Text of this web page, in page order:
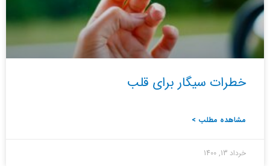
خطرات سیگار برای قلب
مشاهده مطلب >
خرداد 13, 1400